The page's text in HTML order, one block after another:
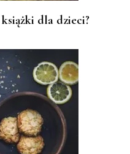
dla dzieci?